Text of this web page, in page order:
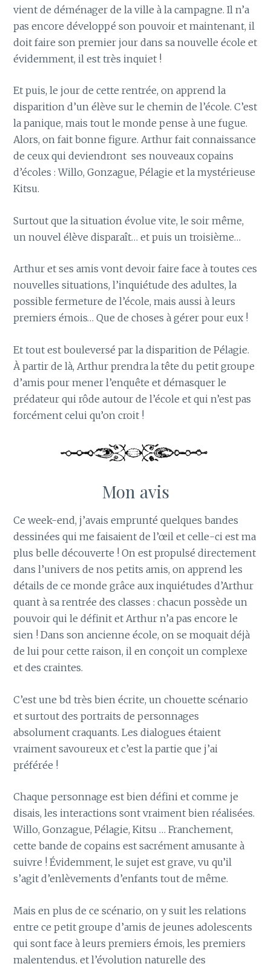
vient de déménager de la ville à la campagne. Il n’a
pas encore développé son pouvoir et maintenant, il
doit faire son premier jour dans sa nouvelle école et
évidemment, il est très inquiet !
Et puis, le jour de cette rentrée, on apprend la
disparition d’un élève sur le chemin de l’école. C’est
la panique, mais tout le monde pense à une fugue.
Alors, on fait bonne figure. Arthur fait connaissance
de ceux qui deviendront ses nouveaux copains
d’écoles : Willo, Gonzague, Pélagie et la mystérieuse
Kitsu.
Surtout que la situation évolue vite, le soir même,
un nouvel élève disparaît… et puis un troisième…
Arthur et ses amis vont devoir faire face à toutes ces
nouvelles situations, l’inquiétude des adultes, la
possible fermeture de l’école, mais aussi à leurs
premiers émois… Que de choses à gérer pour eux !
Et tout est bouleversé par la disparition de Pélagie.
À partir de là, Arthur prendra la tête du petit groupe
d’amis pour mener l’enquête et démasquer le
prédateur qui rôde autour de l’école et qui n’est pas
forcément celui qu’on croit !
Mon avis
Ce week-end, j’avais emprunté quelques bandes
dessinées qui me faisaient de l’œil et celle-ci est ma
plus belle découverte ! On est propulsé directement
dans l’univers de nos petits amis, on apprend les
détails de ce monde grâce aux inquiétudes d’Arthur
quant à sa rentrée des classes : chacun possède un
pouvoir qui le définit et Arthur n’a pas encore le
sien ! Dans son ancienne école, on se moquait déjà
de lui pour cette raison, il en conçoit un complexe
et des craintes.
C’est une bd très bien écrite, un chouette scénario
et surtout des portraits de personnages
absolument craquants. Les dialogues étaient
vraiment savoureux et c’est la partie que j’ai
préférée !
Chaque personnage est bien défini et comme je
disais, les interactions sont vraiment bien réalisées.
Willo, Gonzague, Pélagie, Kitsu … Franchement,
cette bande de copains est sacrément amusante à
suivre ! Évidemment, le sujet est grave, vu qu’il
s’agit d’enlèvements d’enfants tout de même.
Mais en plus de ce scénario, on y suit les relations
entre ce petit groupe d’amis de jeunes adolescents
qui sont face à leurs premiers émois, les premiers
malentendus, et l’évolution naturelle des